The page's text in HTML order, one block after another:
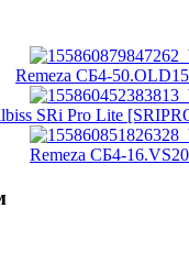
Remeza СБ4-
SRi Pro Lite
Remeza СБ4-